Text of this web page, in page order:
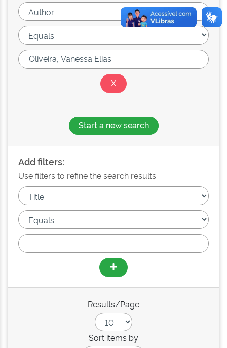
Start a new search
Add filters:
Use filters to refine the search results.
Results/Page
Sort items by